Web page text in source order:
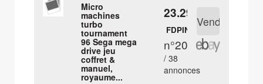
Micro
machines
turbo
tournament
96 Sega mega
drive jeu
coffret &
manuel,
royaume...
23.29 €
FDPIN
n°20
/ 38
annonces